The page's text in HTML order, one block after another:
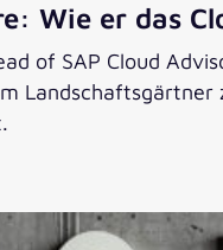
Wie er das
of SAP Cloud
Landschaftsgärtner